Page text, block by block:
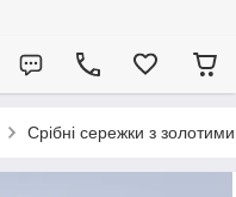
Срібні сережки з